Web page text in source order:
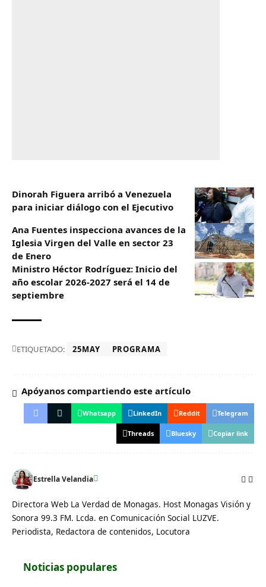
Dinorah Figuera arribó a Venezuela
para iniciar diálogo con el Ejecutivo
Ana Fuentes inspecciona avances de la
Iglesia Virgen del Valle en sector 23
de Enero
Ministro Héctor Rodríguez: Inicio del
año escolar 2026-2027 será el 14 de
septiembre
ETIQUETADO: 25MAY PROGRAMA
Apóyanos compartiendo este artículo
Whatsapp LinkedIn Reddit Telegram
Threads Bluesky Copiar link
Estrella Velandia
Directora Web La Verdad de Monagas. Host Monagas Visión y
Sonora 99.3 FM. Lcda. en Comunicación Social LUZVE.
Periodista, Redactora de contenidos, Locutora
Noticias populares